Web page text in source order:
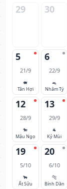
29 30
5
21/9
🐖
Tân Hợi
6
22/9
🐀
Nhâm Tý
12
28/9
🐎
Mậu Ngọ
13
29/9
🐐
Kỷ Mùi
19
5/10
🐂
Ất Sửu
20
6/10
🐅
Bính Dần